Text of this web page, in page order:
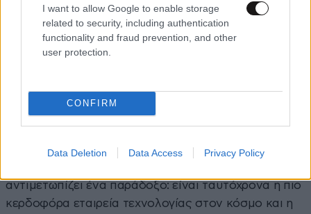
I want to allow Google to enable storage
related to security, including authentication
functionality and fraud prevention, and other
user protection.
CONFIRM
Data Deletion Data Access Privacy Policy
Τεχνητή νοημοσύνη σε έναν κόσμο
αντιμετωπίζει ένα παράδοξο: είναι ταυτόχρονα η πιο
κερδοφόρα εταιρεία τεχνολογίας στον κόσμο και η